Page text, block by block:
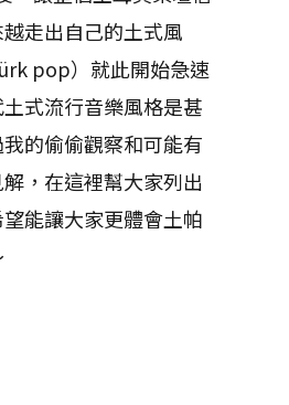
走出自己的土式風
pop） 就此開始急速
式流行音樂風格是甚
的偷偷觀察和可能有
，在這裡幫大家列出
能讓大家更體會土帕